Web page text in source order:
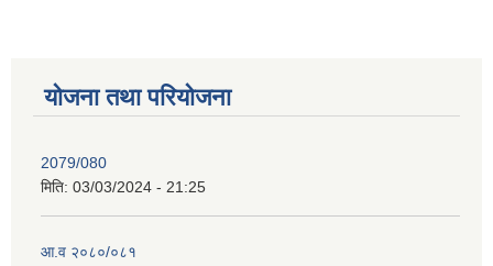
योजना तथा परियोजना
2079/080
मिति: 03/03/2024 - 21:25
आ.व २०८०/०८१